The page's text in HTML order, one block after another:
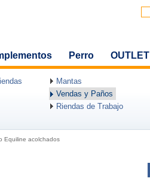
Perro OUTLET
Mantas
Vendas y Paños
Riendas de Trabajo
Equiline acolchados